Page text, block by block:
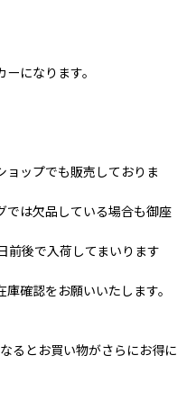
になります。
ップでも販売しておりま
では欠品している場合も御座
前後で入荷してまいります
確認をお願いいたします。
るとお買い物がさらにお得に